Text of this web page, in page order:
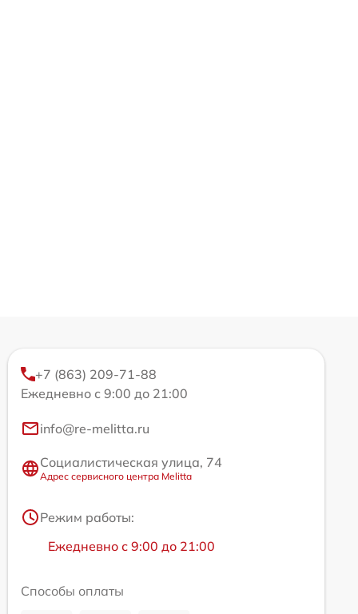
+7 (863) 209-71-88
Ежедневно с 9:00 до 21:00
info@re-melitta.ru
Социалистическая улица, 74
Адрес сервисного центра Melitta
Режим работы:
Ежедневно с 9:00 до 21:00
Способы оплаты